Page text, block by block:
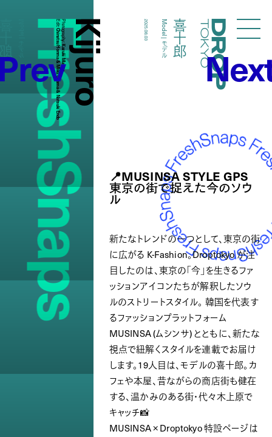
Droptokyo
FreshSnaps
Kijuro
Photography:
Kazuki Murata
Edit:
Chinatsu Honma & Miku Oyama & Natsuki Endo 喜十郎
Model | モデル
2025.08.03
📍MUSINSA STYLE GPS
東京の街で捉えた今のソウ
ル
新たなトレンドの一つとして、東京の街
に広がる K-Fashion。Droptokyo が注
目したのは、東京の「今」を生きるファ
ッションアイコンたちが解釈したソウ
ルのストリートスタイル。 韓国を代表す
るファッションプラットフォーム
MUSINSA (ムシンサ) とともに、新たな
視点で紐解くスタイルを連載でお届け
します。19人目は、モデルの喜十郎。カ
フェや本屋、昔ながらの商店街も健在
する、温かみのある街・代々木上原で
キャッチ📸
MUSINSA × Droptokyo 特設ページは